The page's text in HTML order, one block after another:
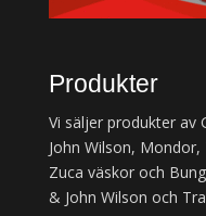
Produkter
Vi säljer produkter av
John Wilson, Mondor,
Zuca väskor och
& John Wilson och